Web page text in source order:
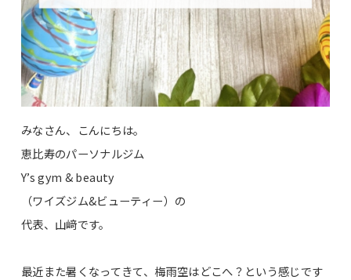
みなさん、こんにちは。
恵比寿のパーソナルジム
Y’s gym & beauty
（ワイズジム&ビューティー）の
代表、山﨑です。
最近また暑くなってきて、梅雨空はどこへ？という感じです